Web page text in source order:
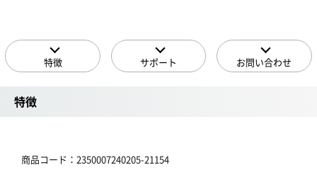
特徴 サポート お問い合わせ
特徴
商品コード：2350007240205-21154